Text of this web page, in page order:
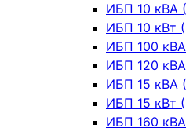
ИБП 10 кВА
ИБП 10 кВт
ИБП 100
ИБП 120
ИБП 15 кВА
ИБП 15 кВт
ИБП 160